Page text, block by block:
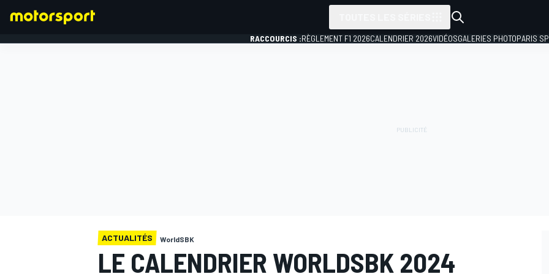
RACCOURCIS :RÈGLEMENT F1 2026CALENDRIER 2026VIDÉOSGALERIES PHOTOPARIS
ACTUALITÉS WorldSBK
LE CALENDRIER WORLDSBK 2024